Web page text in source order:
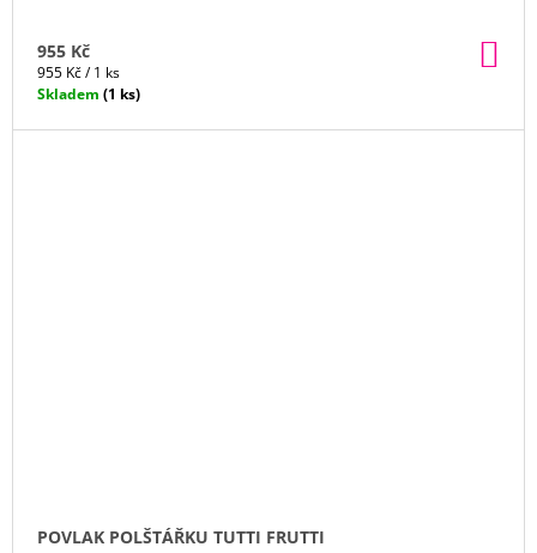
955 Kč
Měrná
cena:
955 Kč / 1 ks
Skladem (1 ks)
POVLAK POLŠTÁŘKU TUTTI FRUTTI